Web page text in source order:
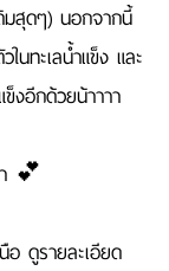
มสุดๆ) นอกจากนี้
นทะเลน้ำแข็ง และ
งอีกด้วยน้าาาา
💕
ดูรายละเอียด